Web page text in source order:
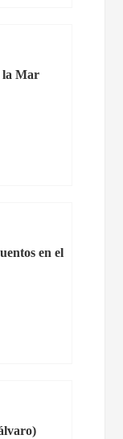
la Mar
en el